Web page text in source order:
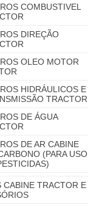
COMBUSTIVEL
DIREÇÃO
OLEO MOTOR
HIDRÁULICOS E
TRACTOR
DE ÁGUA
DE AR CABINE
(PARA USO
CABINE TRACTOR E